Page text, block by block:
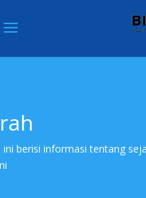
ini berisi informasi tentang